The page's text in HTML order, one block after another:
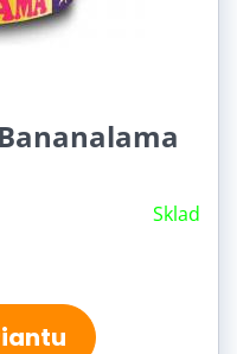
Sklad